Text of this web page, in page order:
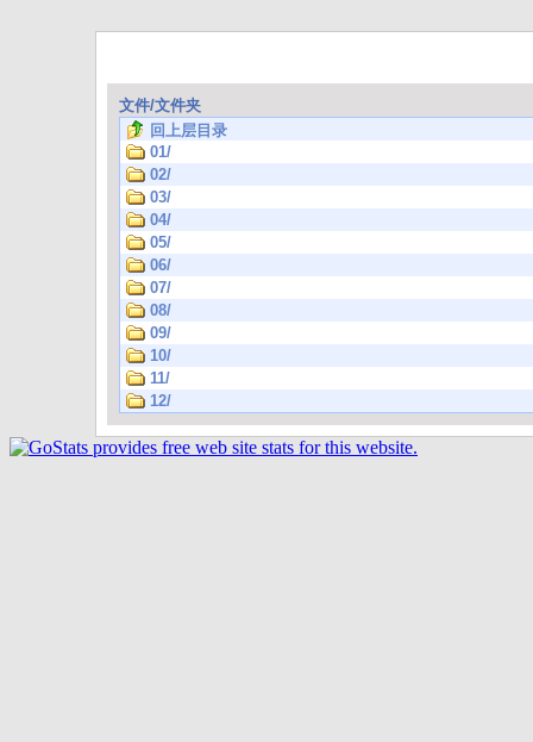
文件/文件夹
回上层目录
01/
02/
03/
04/
05/
06/
07/
08/
09/
10/
11/
12/